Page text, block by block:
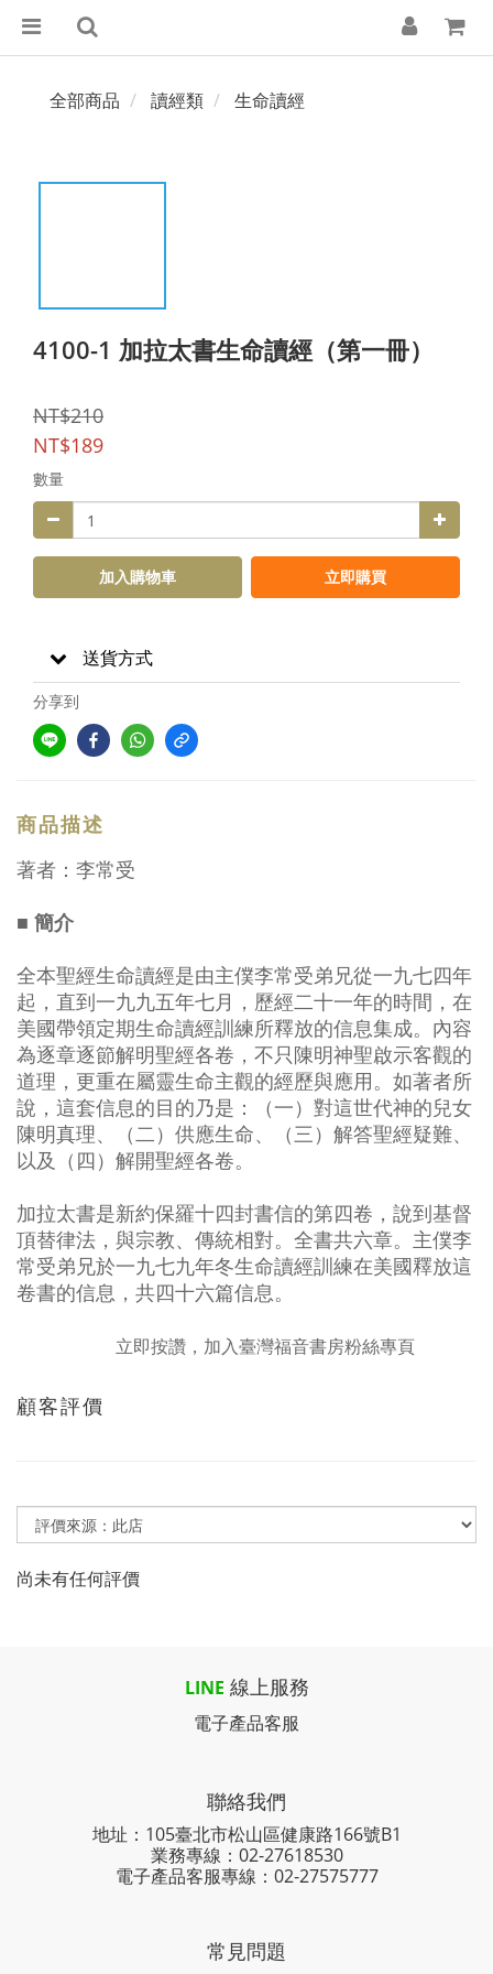
全部商品 讀經類 生命讀經
4100-1 加拉太書生命讀經（第一冊）
NT$210
NT$189
數量
加入購物車 立即購買
送貨方式
分享到
商品描述
著者：李常受
■ 簡介
全本聖經生命讀經是由主僕李常受弟兄從一九七四年
起，直到一九九五年七月，歷經二十一年的時間，在
美國帶領定期生命讀經訓練所釋放的信息集成。內容
為逐章逐節解明聖經各卷，不只陳明神聖啟示客觀的
道理，更重在屬靈生命主觀的經歷與應用。如著者所
說，這套信息的目的乃是：（一）對這世代神的兒女
陳明真理、（二）供應生命、（三）解答聖經疑難、
以及（四）解開聖經各卷。
加拉太書是新約保羅十四封書信的第四卷，說到基督
頂替律法，與宗教、傳統相對。全書共六章。主僕李
常受弟兄於一九七九年冬生命讀經訓練在美國釋放這
卷書的信息，共四十六篇信息。
立即按讚，加入臺灣福音書房粉絲專頁
顧客評價
尚未有任何評價
LINE 線上服務
電子產品客服
聯絡我們
地址：105臺北市松山區健康路166號B1
業務專線： 02-27618530
電子產品客服專線：02-27575777
常見問題